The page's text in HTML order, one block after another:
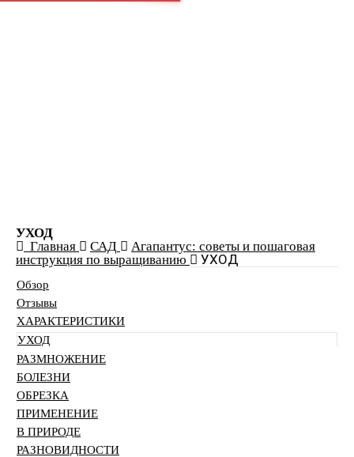
УХОД
Главная
САД
Агапантус: советы и пошаговая
инструкция по выращиванию
УХОД
Обзор
Отзывы
ХАРАКТЕРИСТИКИ
УХОД
РАЗМНОЖЕНИЕ
БОЛЕЗНИ
ОБРЕЗКА
ПРИМЕНЕНИЕ
В ПРИРОДЕ
РАЗНОВИДНОСТИ